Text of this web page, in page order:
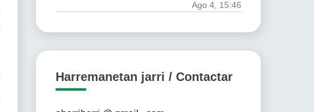
Ago 4, 15:46
Harremanetan jarri / Contactar